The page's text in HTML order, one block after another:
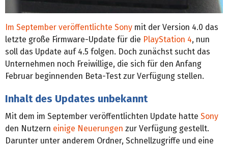
Im September veröffentlichte Sony mit der Version 4.0 das
letzte große Firmware-Update für die PlayStation 4, nun
soll das Update auf 4.5 folgen. Doch zunächst sucht das
Unternehmen noch Freiwillige, die sich für den Anfang
Februar beginnenden Beta-Test zur Verfügung stellen.
Inhalt des Updates unbekannt
Mit dem im September veröffentlichten Update hatte Sony
den Nutzern einige Neuerungen zur Verfügung gestellt.
Darunter unter anderem Ordner, Schnellzugriffe und eine